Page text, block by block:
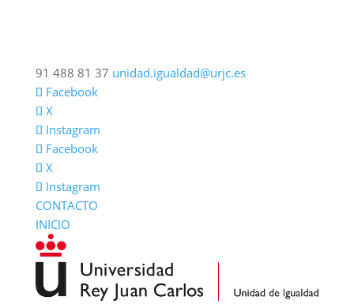
91 488 81 37 unidad.igualdad@urjc.es
Facebook
X
Instagram
Facebook
X
Instagram
CONTACTO
INICIO